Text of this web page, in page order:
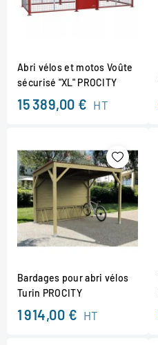
Abri vélos et motos Voûte
sécurisé "XL" PROCITY
15 389,00 € HT
Bardages pour abri vélos
Turin PROCITY
1 914,00 € HT